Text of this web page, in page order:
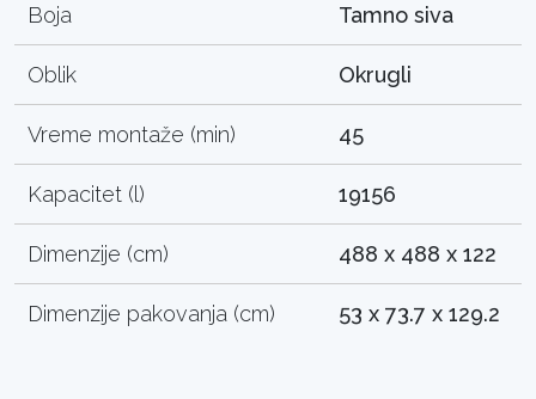
Boja Tamno siva
Oblik Okrugli
Vreme montaže (min) 45
Kapacitet (l) 19156
Dimenzije (cm) 488 x 488 x 122
Dimenzije pakovanja (cm) 53 x 73.7 x 129.2